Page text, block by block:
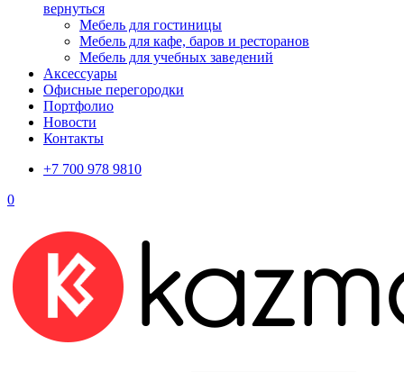
вернуться
Мебель для гостиницы
Мебель для кафе, баров и ресторанов
Мебель для учебных заведений
Аксессуары
Офисные перегородки
Портфолио
Новости
Контакты
+7 700 978 9810
0